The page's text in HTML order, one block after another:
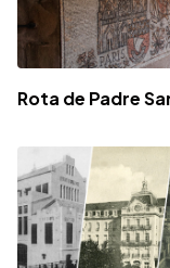
Rota de Padre